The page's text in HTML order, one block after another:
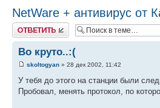
NetWare + антивирус от
Ответить
Во круто..:(
skoltogyan » 28 дек 2002, 11:42
У тебя до этого на станции были
Пробовал, менять протокол, по